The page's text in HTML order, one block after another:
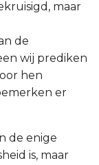
maar
de
wij prediken
hen
er
de enige
is, maar